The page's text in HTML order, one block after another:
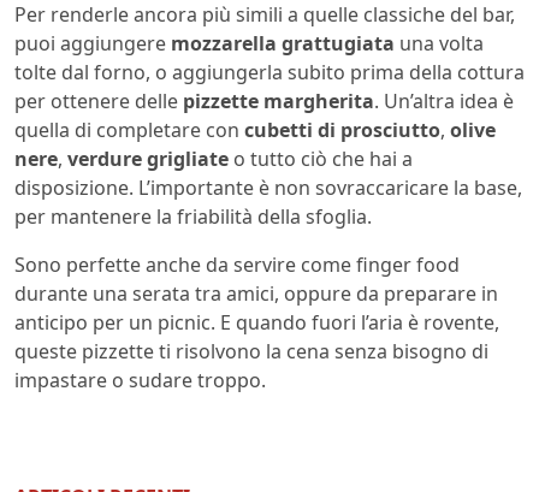
Per renderle ancora più simili a quelle classiche del bar,
puoi aggiungere mozzarella grattugiata una volta
tolte dal forno, o aggiungerla subito prima della cottura
per ottenere delle pizzette margherita. Un’altra idea è
quella di completare con cubetti di prosciutto, olive
nere, verdure grigliate o tutto ciò che hai a
disposizione. L’importante è non sovraccaricare la base,
per mantenere la friabilità della sfoglia.
Sono perfette anche da servire come finger food
durante una serata tra amici, oppure da preparare in
anticipo per un picnic. E quando fuori l’aria è rovente,
queste pizzette ti risolvono la cena senza bisogno di
impastare o sudare troppo.